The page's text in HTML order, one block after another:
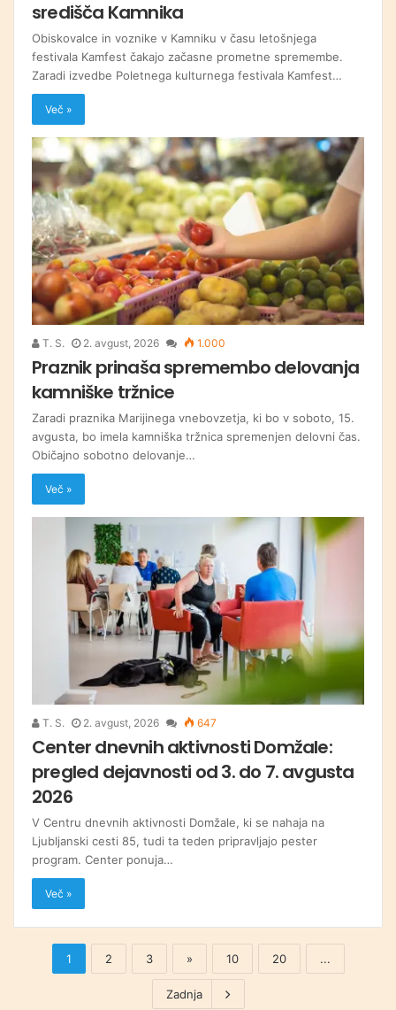
središča Kamnika
Obiskovalce in voznike v Kamniku v času letošnjega
festivala Kamfest čakajo začasne prometne spremembe.
Zaradi izvedbe Poletnega kulturnega festivala Kamfest…
Več »
T. S. 2. avgust, 2026 1.000
Praznik prinaša spremembo delovanja
kamniške tržnice
Zaradi praznika Marijinega vnebovzetja, ki bo v soboto, 15.
avgusta, bo imela kamniška tržnica spremenjen delovni čas.
Običajno sobotno delovanje…
Več »
T. S. 2. avgust, 2026 647
Center dnevnih aktivnosti Domžale:
pregled dejavnosti od 3. do 7. avgusta
2026
V Centru dnevnih aktivnosti Domžale, ki se nahaja na
Ljubljanski cesti 85, tudi ta teden pripravljajo pester
program. Center ponuja…
Več »
1 2 3 » 10 20 ...
Zadnja